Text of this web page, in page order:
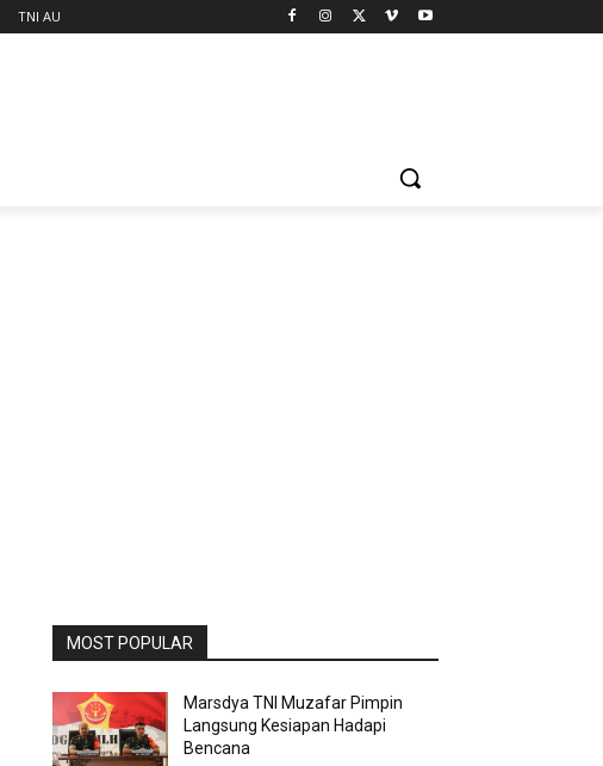
TNI AU
MOST POPULAR
Marsdya TNI Muzafar Pimpin
Langsung Kesiapan Hadapi
Bencana